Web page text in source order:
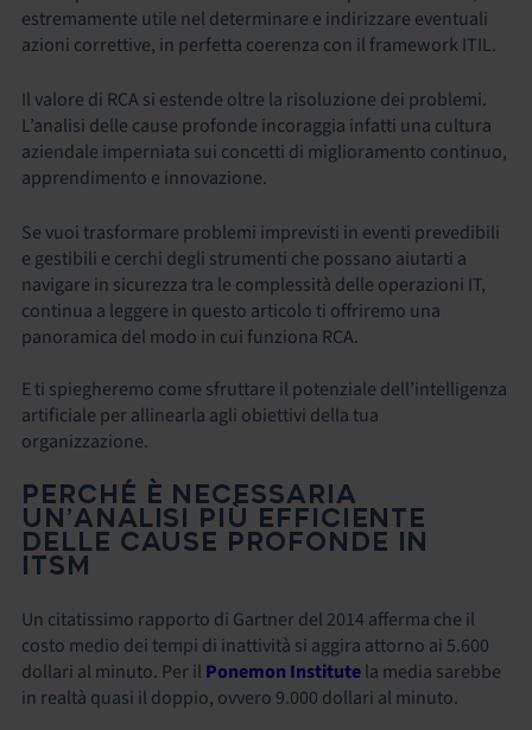
estremamente utile nel determinare e indirizzare eventuali
azioni correttive, in perfetta coerenza con il framework ITIL.
Il valore di RCA si estende oltre la risoluzione dei problemi.
L’analisi delle cause profonde incoraggia infatti una cultura
aziendale imperniata sui concetti di miglioramento continuo,
apprendimento e innovazione.
Se vuoi trasformare problemi imprevisti in eventi prevedibili
e gestibili e cerchi degli strumenti che possano aiutarti a
navigare in sicurezza tra le complessità delle operazioni IT,
continua a leggere in questo articolo ti offriremo una
panoramica del modo in cui funziona RCA.
E ti spiegheremo come sfruttare il potenziale dell’intelligenza
artificiale per allinearla agli obiettivi della tua
organizzazione.
PERCHÉ È NECESSARIA
UN’ANALISI PIÙ EFFICIENTE
DELLE CAUSE PROFONDE IN
ITSM
Un citatissimo rapporto di Gartner del 2014 afferma che il
costo medio dei tempi di inattività si aggira attorno ai 5.600
dollari al minuto. Per il Ponemon Institutela media sarebbe
in realtà quasi il doppio, ovvero 9.000 dollari al minuto.